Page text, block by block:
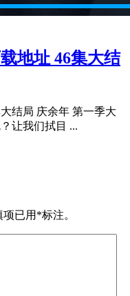
地址 46集大结
结局 庆余年 第一季大
让我们拭目 ...
项已用 *标注。